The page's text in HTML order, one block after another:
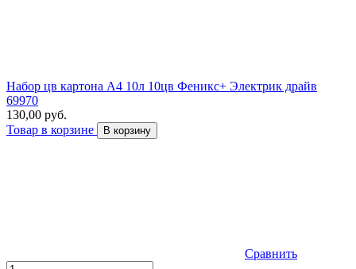
Набор цв картона А4 10л 10цв Феникс+ Электрик драйв
69970
130,00 руб.
Товар в корзине
В корзину
Сравнить